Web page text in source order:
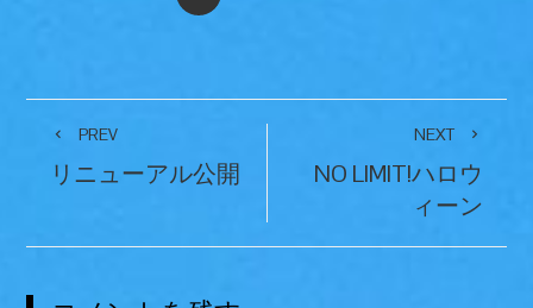
PREV
リニューアル公開
NEXT
NO LIMIT!ハロウ
ィーン